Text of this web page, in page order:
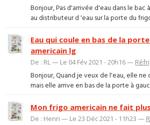
Bonjour, Pas d'arrivée d'eau dans le bac
au distributeur d 'eau sur la porte du
Eau qui coule en bas de la
americain lg
De : RL — Le 04 Fév 2021 - 20h16 —
Bonjour, Quand je veux de l'eau, elle ne
mais elle arrive en bas de la porte à
Mon frigo americain ne fait
De : Henri — Le 23 Déc 2021 - 11h23 —